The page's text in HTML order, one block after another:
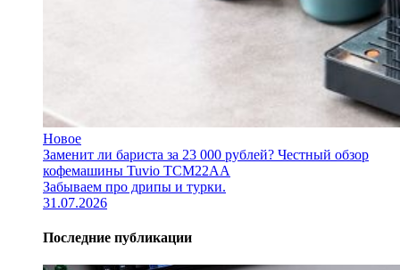
Новое
Заменит ли бариста за 23 000 рублей? Честный обзор
кофемашины Tuvio TCM22AA
Забываем про дрипы и турки.
31.07.2026
Последние публикации